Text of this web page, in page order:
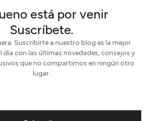
está por venir
Suscríbete.
Suscribirte a nuestro blog es la mejor
día con las últimas novedades, consejos y
que no compartimos en ningún otro
lugar.